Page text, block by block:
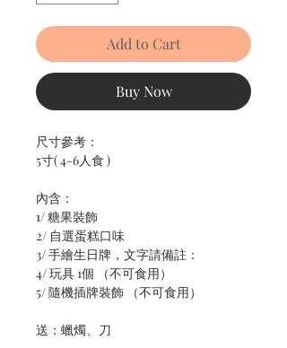
Add to Cart
Buy Now
尺寸參考：
5寸( 4-6人食 )
內含：
1/ 糖果裝飾
2/ 自選蛋糕口味
3/ 手繪生日牌，文字請備註：
4/ 玩具 1個 （不可食用）
5/ 隨機插牌裝飾 （不可食用）
送：蠟燭、刀